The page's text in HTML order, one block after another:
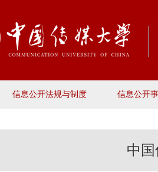
信息公开法规与制度 信息公开
中